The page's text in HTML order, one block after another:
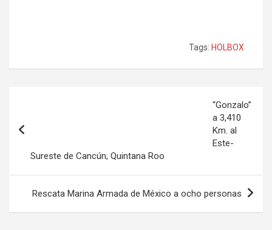
Tags: HOLBOX
entradas
“Gonzalo”
a 3,410
Km. al
Este-
Sureste de Cancún, Quintana Roo
Rescata Marina Armada de México a ocho personas